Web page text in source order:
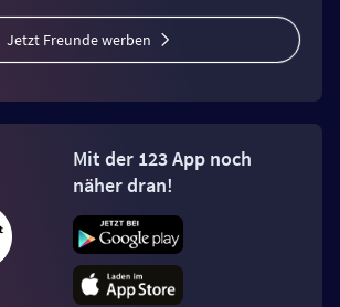
Jetzt Freunde werben
Mit der 123 App noch
näher dran!